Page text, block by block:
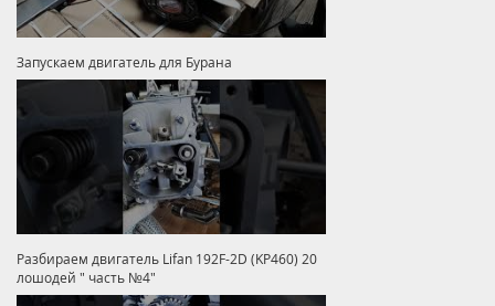
Запускаем двигатель для Бурана
Разбираем двигатель Lifan 192F-2D (KP460) 20
лошодей " часть №4"